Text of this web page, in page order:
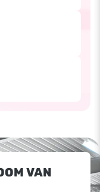
VAN